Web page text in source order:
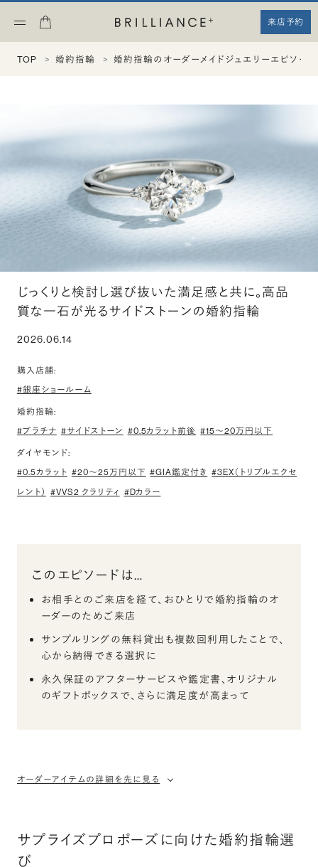
来店予約
TOP 婚約指輪 婚約指輪のオーダーメイドジュエリーエピソー
じっくりと検討し選び抜いた満足感と共に。高品
質な一石が光るサイドストーンの婚約指輪
2026.06.14
購入店舗:
#銀座ショールーム
婚約指輪:
#プラチナ #サイドストーン #0.5カラット前後 #15〜20万円以下
ダイヤモンド:
#0.5カラット #20〜25万円以下 #GIA鑑定付き #3EX（トリプルエクセ
レント） #VVS2 クラリティ #Dカラー
このエピソードは…
お相手とのご来店を経て、おひとりで婚約指輪のオ
ーダーのためご来店
サンプルリングの無料貸出も複数回利用したことで、
心から納得できる選択に
永久保証のアフターサービスや鑑定書、オリジナル
のギフトボックスで、さらに満足度が高まって
オーダーアイテムの詳細を先に見る
サプライズプロポーズに向けた婚約指輪選
び